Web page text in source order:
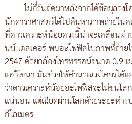
ไม่กี่วันถัดมาหลังจากได้ข้อมูลวง
นักดาราศาสตร์ได้ไปค้นหาภาพถ่ายใน
ที่ดาวเคราะห์น้อยดวงนี้น่าจะเคลื่อนผ่
นน์ เดสเคอร์ พบอะโพฟิสในภาพที่ถ่าย
2547 ด้วยกล้องโทรทรรศน์ขนาด 0.9
แอริโซนา มันช่วยให้คำนวณวงโคจรได้
ว่าดาวเคราะห์น้อยอะโพฟิสจะไม่ชนโล
แน่นอน แต่เฉียดผ่านโลกด้วยระยะห่า
กิโลเมตร